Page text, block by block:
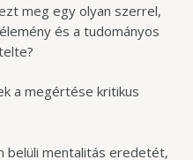
meg egy olyan szerrel,
és a tudományos
a megértése kritikus
belüli mentalitás eredetét,